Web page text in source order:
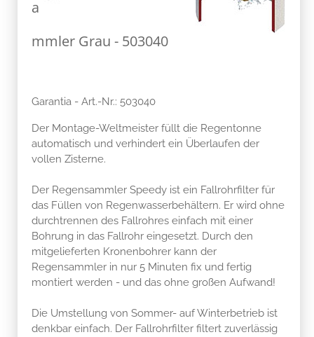
a
mmler Grau - 503040
Garantia - Art.-Nr.: 503040
Der Montage-Weltmeister füllt die Regentonne
automatisch und verhindert ein Überlaufen der
vollen Zisterne.
Der Regensammler Speedy ist ein Fallrohrfilter für
das Füllen von Regenwasserbehältern. Er wird ohne
durchtrennen des Fallrohres einfach mit einer
Bohrung in das Fallrohr eingesetzt. Durch den
mitgelieferten Kronenbohrer kann der
Regensammler in nur 5 Minuten fix und fertig
montiert werden - und das ohne großen Aufwand!
Die Umstellung von Sommer- auf Winterbetrieb ist
denkbar einfach. Der Fallrohrfilter filtert zuverlässig